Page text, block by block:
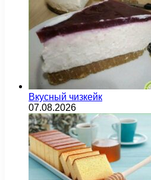
Вкусный чизкейк
07.08.2026